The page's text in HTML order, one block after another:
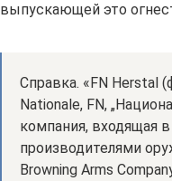
выпускающей это
Справка. «FN Herstal
Nationale, FN,
компания, входящая
производителями
Browning Arms